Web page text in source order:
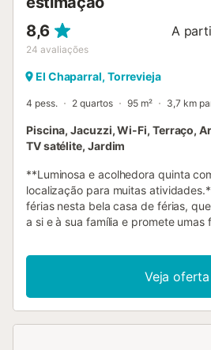
8,6
24 avaliações
A
El Chaparral, Torrevieja
4 pess. 2 quartos 95 m² 3,7 km
Piscina, Jacuzzi, Wi-Fi, Terraço,
TV satélite, Jardim
**Luminosa e acolhedora quinta
localização para muitas
férias nesta bela casa de férias,
a si e à sua família e promete umas
pode aconchegar-se na sala de
lenha ou relaxar no jardim com um
piscina. À noite, sente-se num dos
churrasco e desfrute do clima
Veja oferta